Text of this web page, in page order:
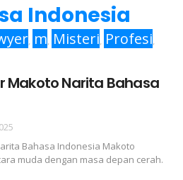
Indonesia
, m, Misteri, Profesi,
Makoto Narita Bahasa
Bahasa Indonesia Makoto
muda dengan masa depan cerah.